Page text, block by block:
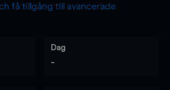
få tillgång till avancerade
Dag
-